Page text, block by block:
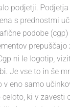
podjetji.
s prednostmi
podobe (cgp)
prepuščajo
ni le logotip,
Je vse to in še
v eno samo
ki v zavesti